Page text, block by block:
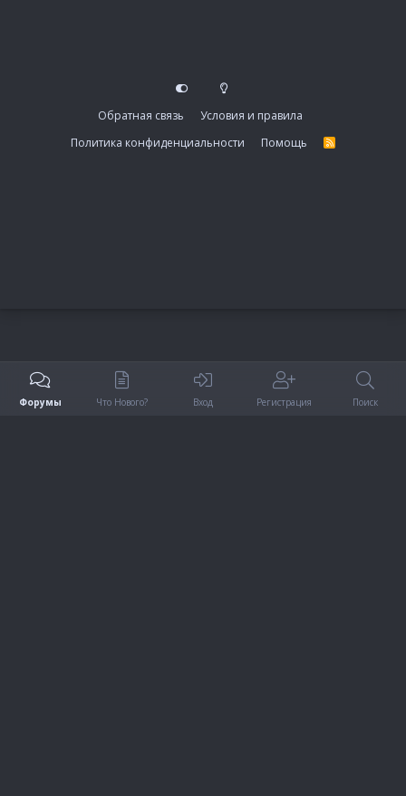
Обратная связь
Условия и правила
Политика конфиденциальности
Помощь
R
Форумы Что Нового? Вход Регистрация Поиск